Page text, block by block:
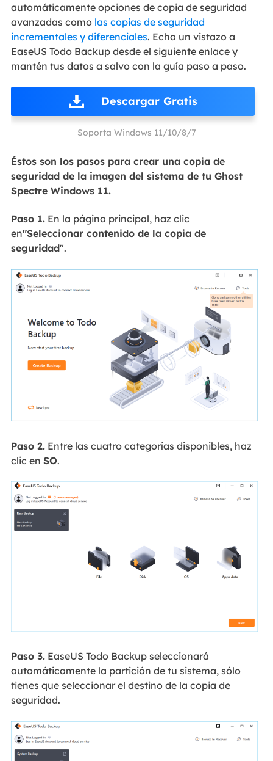
automáticamente opciones de copia de seguridad
avanzadas como las copias de seguridad
incrementales y diferenciales. Echa un vistazo a
EaseUS Todo Backup desde el siguiente enlace y
mantén tus datos a salvo con la guía paso a paso.
Descargar Gratis
Soporta Windows 11/10/8/7
Éstos son los pasos para crear una copia de
seguridad de la imagen del sistema de tu Ghost
Spectre Windows 11.
Paso 1.En la página principal, haz clic
en"Seleccionar contenido de la copia de
seguridad".
Paso 2.Entre las cuatro categorías disponibles, haz
clic en SO.
Paso 3.EaseUS Todo Backup seleccionará
automáticamente la partición de tu sistema, sólo
tienes que seleccionar el destino de la copia de
seguridad.